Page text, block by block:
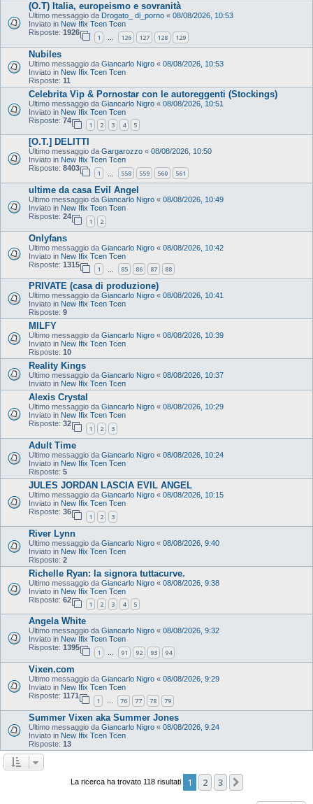
(O.T) Italia, europeismo e sovranità
Ultimo messaggio da Drogato_ di_porno « 08/08/2026, 10:53
Inviato in New Ifix Tcen Tcen
Risposte: 1926
1 … 126 127 128 129
Nubiles
Ultimo messaggio da Giancarlo Nigro « 08/08/2026, 10:53
Inviato in New Ifix Tcen Tcen
Risposte: 11
Celebrita Vip & Pornostar con le autoreggenti (Stockings)
Ultimo messaggio da Giancarlo Nigro « 08/08/2026, 10:51
Inviato in New Ifix Tcen Tcen
Risposte: 74
1 2 3 4 5
[O.T.] DELITTI
Ultimo messaggio da Gargarozzo « 08/08/2026, 10:50
Inviato in New Ifix Tcen Tcen
Risposte: 8403
1 558 559 560 561
ultime da casa Evil Angel
Ultimo messaggio da Giancarlo Nigro « 08/08/2026, 10:49
Inviato in New Ifix Tcen Tcen
Risposte: 24
1 2
Onlyfans
Ultimo messaggio da Giancarlo Nigro « 08/08/2026, 10:42
Inviato in New Ifix Tcen Tcen
Risposte: 1315
1 85 86 87 88
PRIVATE (casa di produzione)
Ultimo messaggio da Giancarlo Nigro « 08/08/2026, 10:41
Inviato in New Ifix Tcen Tcen
Risposte: 9
MILFY
Ultimo messaggio da Giancarlo Nigro « 08/08/2026, 10:39
Inviato in New Ifix Tcen Tcen
Risposte: 10
Reality Kings
Ultimo messaggio da Giancarlo Nigro « 08/08/2026, 10:37
Inviato in New Ifix Tcen Tcen
Alexis Crystal
Ultimo messaggio da Giancarlo Nigro « 08/08/2026, 10:29
Inviato in New Ifix Tcen Tcen
Risposte: 32
1 2 3
Adult Time
Ultimo messaggio da Giancarlo Nigro « 08/08/2026, 10:24
Inviato in New Ifix Tcen Tcen
Risposte: 5
JULES JORDAN LASCIA EVIL ANGEL
Ultimo messaggio da Giancarlo Nigro « 08/08/2026, 10:15
Inviato in New Ifix Tcen Tcen
Risposte: 36
1 2 3
River Lynn
Ultimo messaggio da Giancarlo Nigro « 08/08/2026, 9:40
Inviato in New Ifix Tcen Tcen
Risposte: 2
Richelle Ryan: la signora tuttacurve.
Ultimo messaggio da Giancarlo Nigro « 08/08/2026, 9:38
Inviato in New Ifix Tcen Tcen
Risposte: 62
1 2 3 4 5
Angela White
Ultimo messaggio da Giancarlo Nigro « 08/08/2026, 9:32
Inviato in New Ifix Tcen Tcen
Risposte: 1395
1 … 91 92 93 94
Vixen.com
Ultimo messaggio da Giancarlo Nigro « 08/08/2026, 9:29
Inviato in New Ifix Tcen Tcen
Risposte: 1171
1 … 76 77 78 79
Summer Vixen aka Summer Jones
Ultimo messaggio da Giancarlo Nigro « 08/08/2026, 9:24
Inviato in New Ifix Tcen Tcen
Risposte: 13
La ricerca ha trovato 118 risultati 1 2 3